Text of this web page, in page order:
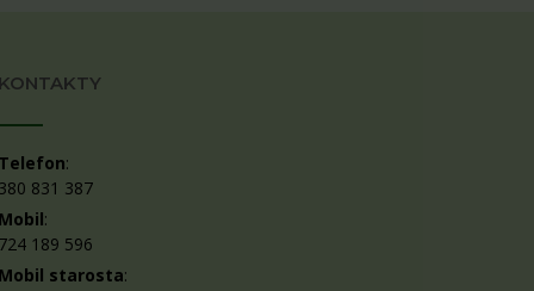
:
831 387
:
189 596
starosta: